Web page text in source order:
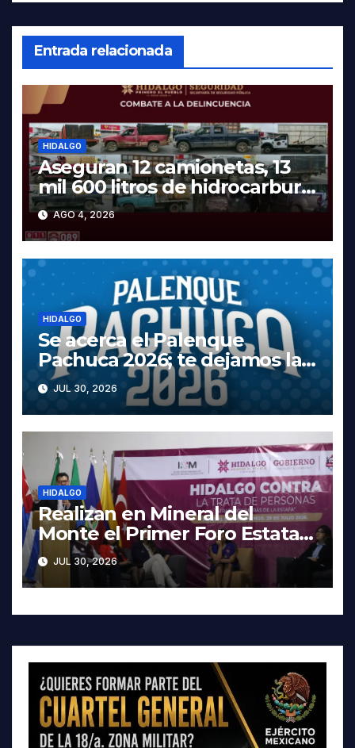
Entrada relacionada
HIDALGO
Aseguran 12 camionetas, 13
mil 600 litros de hidrocarburo
y dos vehículos robados en
Tula
AGO 4, 2026
HIDALGO
Se acerca el Palenque
Pachuca 2026; te dejamos la
cartelera completa, las fechas
y los precios
JUL 30, 2026
HIDALGO
Realizan en Mineral del
Monte el Primer Foro Estatal
contra la Trata de Personas
JUL 30, 2026